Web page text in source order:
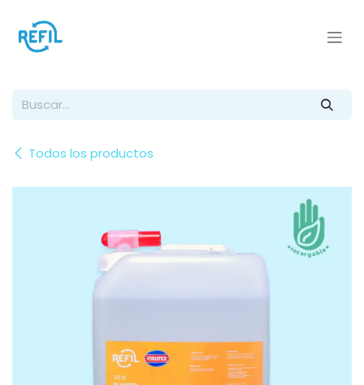
Todos los productos